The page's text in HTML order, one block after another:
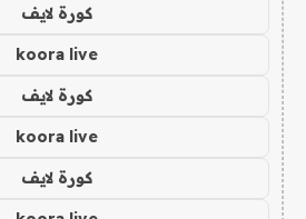
كورة لايف
koora live
كورة لايف
koora live
كورة لايف